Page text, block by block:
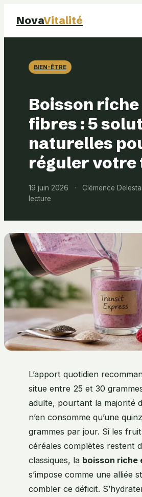
NovaVitalité
Santé
Mode
Bien-être
BIEN-ÊTRE
Boisson riche
fibres : 5
naturelles
réguler votre
19 juin 2026 · Clémence
lecture
L’apport quotidien
situe entre 25 et 30
adulte, pourtant la majorité
n’en consomme qu’une
grammes par jour. Si les
céréales complètes restent
classiques, la boisson riche
s’impose comme une alliée
combler ce déficit.